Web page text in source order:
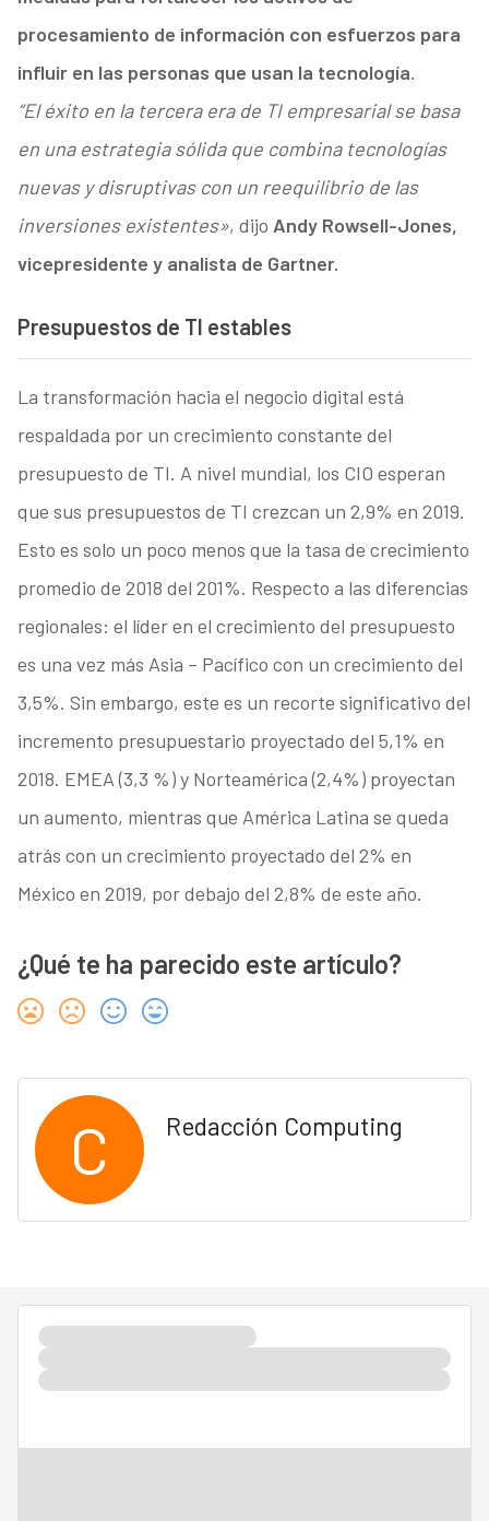
procesamiento de información con esfuerzos para
influir en las personas que usan la tecnología.
“El éxito en la tercera era de TI empresarial se basa
en una estrategia sólida que combina tecnologías
nuevas y disruptivas con un reequilibrio de las
inversiones existentes», dijo Andy Rowsell-Jones,
vicepresidente y analista de Gartner.
Presupuestos de TI estables
La transformación hacia el negocio digital está
respaldada por un crecimiento constante del
presupuesto de TI. A nivel mundial, los CIO esperan
que sus presupuestos de TI crezcan un 2,9% en 2019.
Esto es solo un poco menos que la tasa de crecimiento
promedio de 2018 del 201%. Respecto a las diferencias
regionales: el líder en el crecimiento del presupuesto
es una vez más Asia – Pacífico con un crecimiento del
3,5%. Sin embargo, este es un recorte significativo del
incremento presupuestario proyectado del 5,1% en
2018. EMEA (3,3 %) y Norteamérica (2,4%) proyectan
un aumento, mientras que América Latina se queda
atrás con un crecimiento proyectado del 2% en
México en 2019, por debajo del 2,8% de este año.
¿Qué te ha parecido este artículo?
C Redacción Computing